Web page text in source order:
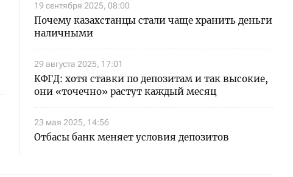
19 сентября 2025, 08:00
Почему казахстанцы стали чаще хранить деньги
наличными
29 августа 2025, 17:01
КФГД: хотя ставки по депозитам и так высокие,
они «точечно» растут каждый месяц
23 мая 2025, 14:56
Отбасы банк меняет условия депозитов